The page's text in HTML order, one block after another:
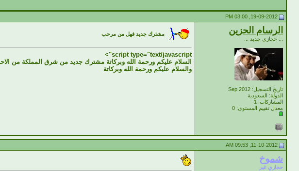
الرسام الحزين
.:: حجازي جديد ::.
تاريخ التسجيل: Sep 2012
الدولة: السعودية
المشاركات: 1
معدل تقييم المستوى: 0
مشترك جديد فهل من مرحب
script type="text/javascript">
السلام عليكم ورحمة الله وبركاتة مشترك جديد من شرق المملكة من
والسلام عليكم ورحمة الله وبركاتة
شموخ
حجازي غير